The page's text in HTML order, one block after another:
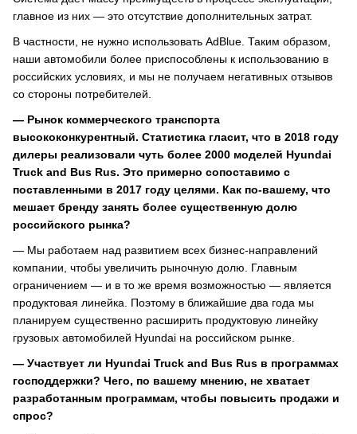
главное из них — это отсутствие дополнительных затрат.
В частности, не нужно использовать AdBlue. Таким образом,
наши автомобили более приспособлены к использованию в
российских условиях, и мы не получаем негативных отзывов
со стороны потребителей.
— Рынок коммерческого транспорта
высококонкурентный. Статистика гласит, что в 2018 году
дилеры реализовали чуть более 2000 моделей Hyundai
Truck and Bus Rus. Это примерно сопоставимо с
поставленными в 2017 году целями. Как по-вашему, что
мешает бренду занять более существенную долю
российского рынка?
— Мы работаем над развитием всех бизнес-направлений
компании, чтобы увеличить рыночную долю. Главным
ограничением — и в то же время возможностью — является
продуктовая линейка. Поэтому в ближайшие два года мы
планируем существенно расширить продуктовую линейку
грузовых автомобилей Hyundai на российском рынке.
— Участвует ли Hyundai Truck and Bus Rus в программах
господдержки? Чего, по вашему мнению, не хватает
разработанным программам, чтобы повысить продажи и
спрос?